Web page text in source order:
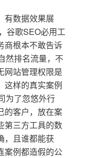
有数据效果展
谷歌SEO必用工
商根本不敢告诉
然排名流量，不
网站管理权限是
这样的真实案例
为了忽悠外行
的客户，放在案
第三方工具的数
，且谁都能获
案例都造假的公